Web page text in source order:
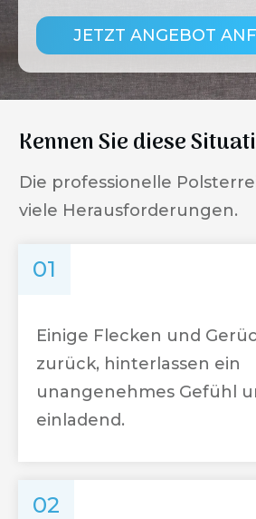
JETZT ANGEBOT
Kennen Sie diese
Die professionelle
viele Herausforderungen.
01
Einige Flecken und
zurück, hinterlassen ein
unangenehmes Gefühl
einladend.
02